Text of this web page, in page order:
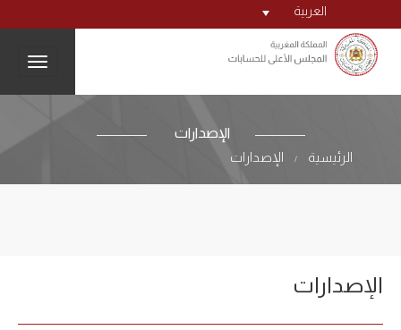
العربية
الإصدارات
الرئيسية
/ الإصدارات
الإصدارات